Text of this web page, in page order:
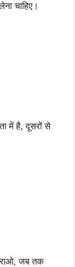
चाहिए।
में है, दूसरों से
जब तक